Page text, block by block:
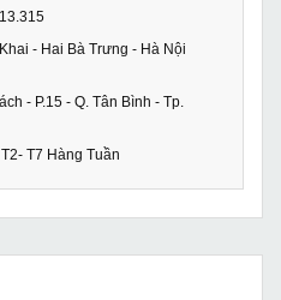
- Hai Bà Trưng - Hà Nội
- P.15 - Q. Tân Bình - Tp.
T7 Hàng Tuần